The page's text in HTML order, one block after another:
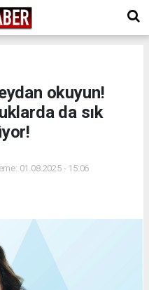
okuyun!
da sık
01.08.2025 - 15:06